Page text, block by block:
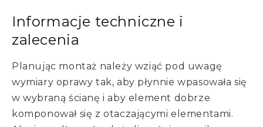
Informacje techniczne i
zalecenia
Planując montaż należy wziąć pod uwagę
wymiary oprawy tak, aby płynnie wpasowała się
w wybraną ścianę i aby element dobrze
komponował się z otaczającymi elementami.